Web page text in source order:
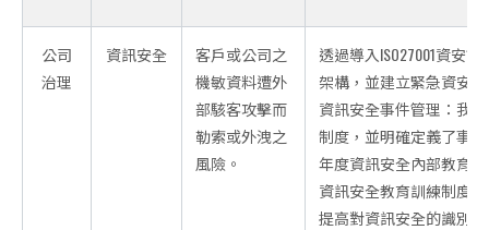
公司
治理
資訊安全
客戶或公司之
機敏資料遭外
部駭客攻擊而
勒索或外洩之
風險。
透過導入ISO27001資安
架構，並建立緊急資安
資訊安全事件管理：我
制度，並明確定義了事
年度資訊安全內部教育
資訊安全教育訓練制度
提高對資訊安全的識別